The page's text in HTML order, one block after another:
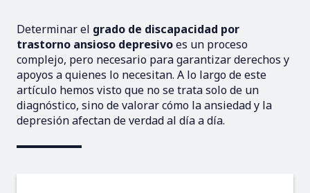
Determinar el grado de discapacidad por
trastorno ansioso depresivoes un proceso
complejo, pero necesario para garantizar derechos y
apoyos a quienes lo necesitan. A lo largo de este
artículo hemos visto que no se trata solo de un
diagnóstico, sino de valorar cómo la ansiedad y la
depresión afectan de verdad al día a día.